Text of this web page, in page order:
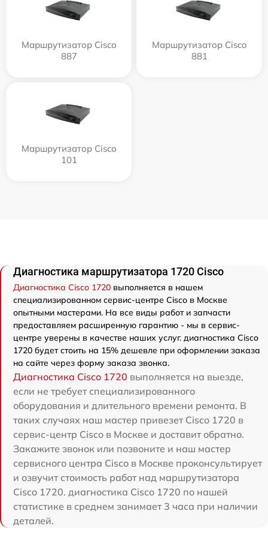
Маршрутизатор Cisco
887
Маршрутизатор Cisco
881
Маршрутизатор Cisco
101
Диагностика маршрутизатора 1720 Cisco
Диагностика Cisco 1720 выполняется в нашем
специализированном сервис-центре Cisco в Москве
опытными мастерами. На все виды работ и запчасти
предоставляем расширенную гарантию - мы в сервис-
центре уверены в качестве наших услуг. диагностика Cisco
1720 будет стоить на 15% дешевле при оформлении заказа
на сайте через форму заказа звонка.
Диагностика Cisco 1720 выполняется на выезде,
если не требует специализированного
оборудования и длительного времени ремонта. В
таких случаях наш мастер привезет Cisco 1720 в
сервис-центр Cisco в Москве и доставит обратно.
Закажите звонок или позвоните и наш мастер
сервисного центра Cisco в Москве проконсультирует
и озвучит стоимость работ над маршрутизатора
Cisco 1720. диагностика Cisco 1720 по нашей
статистике в среднем занимает 3 часа при наличии
деталей.